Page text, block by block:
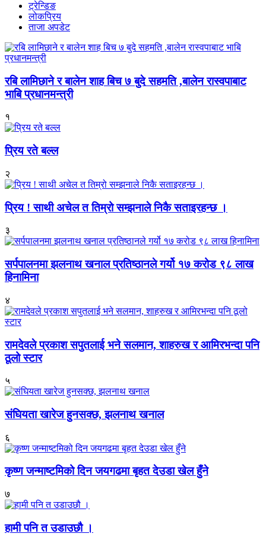
ट्रेन्डिङ
लोकप्रिय
ताजा अपडेट
रबि लामिछाने र बालेन शाह बिच ७ बुदे सहमति ,बालेन रास्वपाबाट
भाबि प्रधानमन्त्री
१
प्रिय रते बल्ल
२
प्रिय ! साथी अचेल त तिम्रो सम्झनाले निकै सताइरहन्छ ।
३
सर्पपालनमा झलनाथ खनाल प्रतिष्ठानले गर्यो १७ करोड ९८ लाख
हिनामिना
४
रामदेवले प्रकाश सपुतलाई भने सलमान, शाहरुख र आमिरभन्दा पनि
ठूलो स्टार
५
संघियता खारेज हुनसक्छ, झलनाथ खनाल
६
कृष्ण जन्माष्टमिको दिन जयगढमा बृहत देउडा खेल हुँने
७
हामी पनि त उडाउछौ ।